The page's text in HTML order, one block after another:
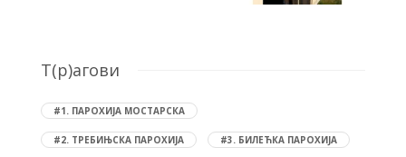
T(р)агови
#1. ПАРОХИЈА МОСТАРСКА
#2. ТРЕБИЊСКА ПАРОХИЈА #3. БИЛЕЋКА ПАРОХИЈА